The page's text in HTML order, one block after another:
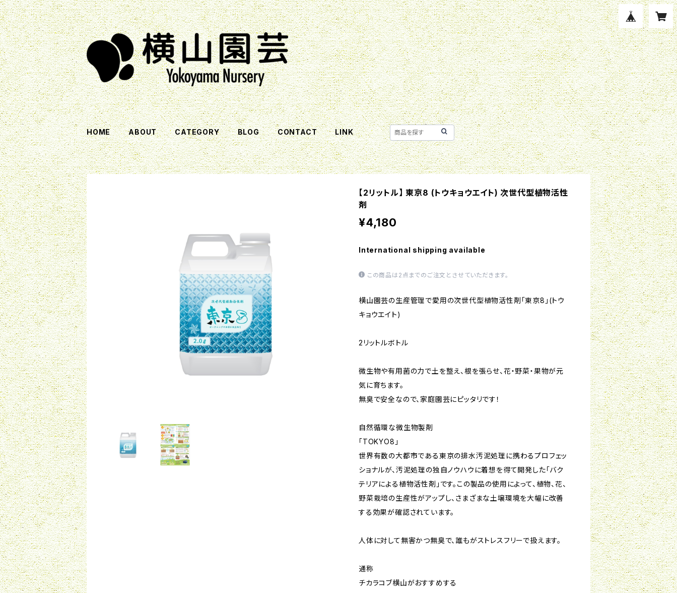
HOME ABOUT CATEGORY BLOG CONTACT LINK
【2リットル】 東京8 (トウキョウエイト) 次世代型植物活性
剤
¥4,180
International shipping available
この商品は2点までのご注文とさせていただきます。
横山園芸の生産管理で愛用の次世代型植物活性剤「東京8」(トウ
キョウエイト)
2リットルボトル
微生物や有用菌の力で土を整え、根を張らせ、花・野菜・果物が元
気に育ちます。
無臭で安全なので、家庭園芸にピッタリです！
自然循環な微生物製剤
「TOKYO8」
世界有数の大都市である東京の排水汚泥処理に携わるプロフェッ
ショナルが、汚泥処理の独自ノウハウに着想を得て開発した「バク
テリアによる植物活性剤」です。この製品の使用によって、植物、花、
野菜栽培の生産性がアップし、さまざまな土壌環境を大幅に改善
する効果が確認されています。
人体に対して無害かつ無臭で、誰もがストレスフリーで扱えます。
通称
チカラコブ横山がおすすめする